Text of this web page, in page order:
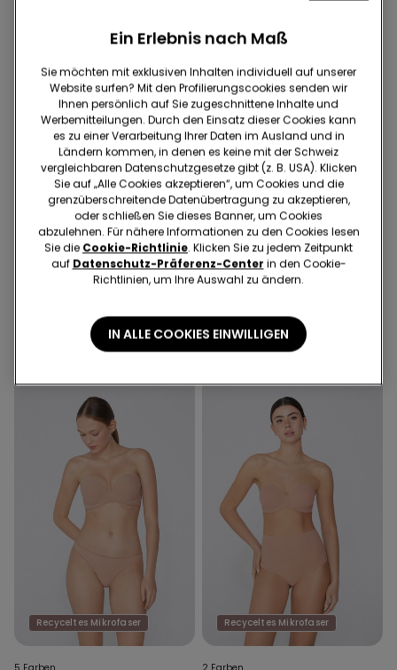
-70%
elastischem Tuch
9.25 CHF-70%
-70%
3 Farben
30.95 CHF 9.25 CHF
Recyceltes Mikrofaser Recyceltes Mikrofaser
Ein Erlebnis nach Maß
Sie möchten mit exklusiven Inhalten individuell auf unserer
Website surfen? Mit den Profilierungscookies senden wir
Ihnen persönlich auf Sie zugeschnittene Inhalte und
Werbemitteilungen. Durch den Einsatz dieser Cookies kann
es zu einer Verarbeitung Ihrer Daten im Ausland und in
Ländern kommen, in denen es keine mit der Schweiz
vergleichbaren Datenschutzgesetze gibt (z. B. USA). Klicken
Sie auf „Alle Cookies akzeptieren“, um Cookies und die
grenzüberschreitende Datenübertragung zu akzeptieren,
oder schließen Sie dieses Banner, um Cookies
abzulehnen. Für nähere Informationen zu den Cookies lesen
Sie die Cookie-Richtlinie. Klicken Sie zu jedem Zeitpunkt
auf Datenschutz-Präferenz-Center in den Cookie-
Richtlinien, um Ihre Auswahl zu ändern.
IN ALLE COOKIES EINWILLIGEN